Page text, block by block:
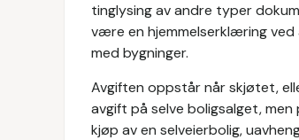
tinglysing av andre typer
være en hjemmelserklæring
med bygninger.
Avgiften oppstår når skjøtet,
avgift på selve boligsalget,
kjøp av en selveierbolig,